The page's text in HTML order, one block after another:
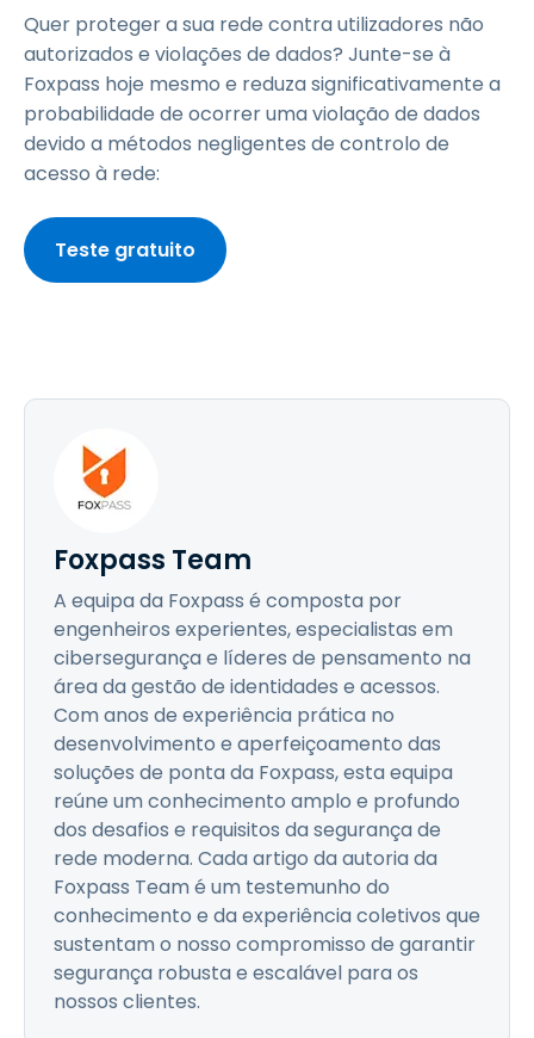
Quer proteger a sua rede contra utilizadores não
autorizados e violações de dados? Junte-se à
Foxpass hoje mesmo e reduza significativamente a
probabilidade de ocorrer uma violação de dados
devido a métodos negligentes de controlo de
acesso à rede:
Teste gratuito
Foxpass Team
A equipa da Foxpass é composta por
engenheiros experientes, especialistas em
cibersegurança e líderes de pensamento na
área da gestão de identidades e acessos.
Com anos de experiência prática no
desenvolvimento e aperfeiçoamento das
soluções de ponta da Foxpass, esta equipa
reúne um conhecimento amplo e profundo
dos desafios e requisitos da segurança de
rede moderna. Cada artigo da autoria da
Foxpass Team é um testemunho do
conhecimento e da experiência coletivos que
sustentam o nosso compromisso de garantir
segurança robusta e escalável para os
nossos clientes.